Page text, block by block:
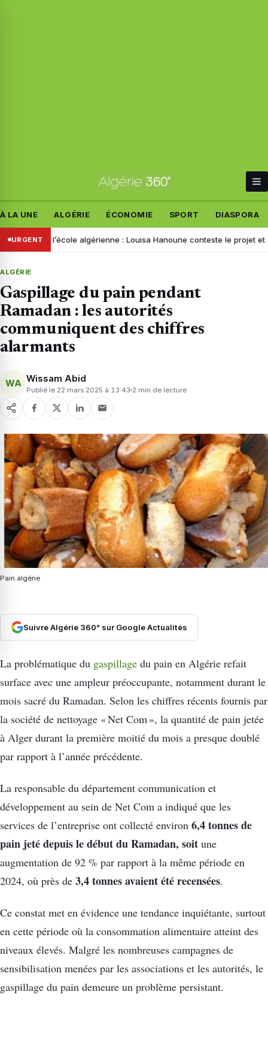
À LA UNE ALGÉRIE ÉCONOMIE SPORT DIASPORA
URGENT
de l’école algérienne : Louisa Hanoune conteste le projet et appelle
ALGÉRIE
Gaspillage du pain pendant
Ramadan : les autorités
communiquent des chiffres
alarmants
WA Wissam Abid
Publié le 22 mars 2025 à 13:43 2 min de lecture
Pain algérie
Suivre Algérie 360° sur Google Actualités
La problématique du gaspillage du pain en Algérie refait
surface avec une ampleur préoccupante, notamment durant le
mois sacré du Ramadan. Selon les chiffres récents fournis par
la société de nettoyage « Net Com », la quantité de pain jetée
à Alger durant la première moitié du mois a presque doublé
par rapport à l’année précédente.
La responsable du département communication et
développement au sein de Net Com a indiqué que les
services de l’entreprise ont collecté environ 6,4 tonnes de
pain jeté depuis le début du Ramadan, soit une
augmentation de 92 % par rapport à la même période en
2024, où près de 3,4 tonnes avaient été recensées.
Ce constat met en évidence une tendance inquiétante, surtout
en cette période où la consommation alimentaire atteint des
niveaux élevés. Malgré les nombreuses campagnes de
sensibilisation menées par les associations et les autorités, le
gaspillage du pain demeure un problème persistant.